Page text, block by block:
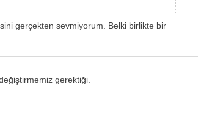
gerçekten sevmiyorum. Belki birlikte bir
gerektiği.